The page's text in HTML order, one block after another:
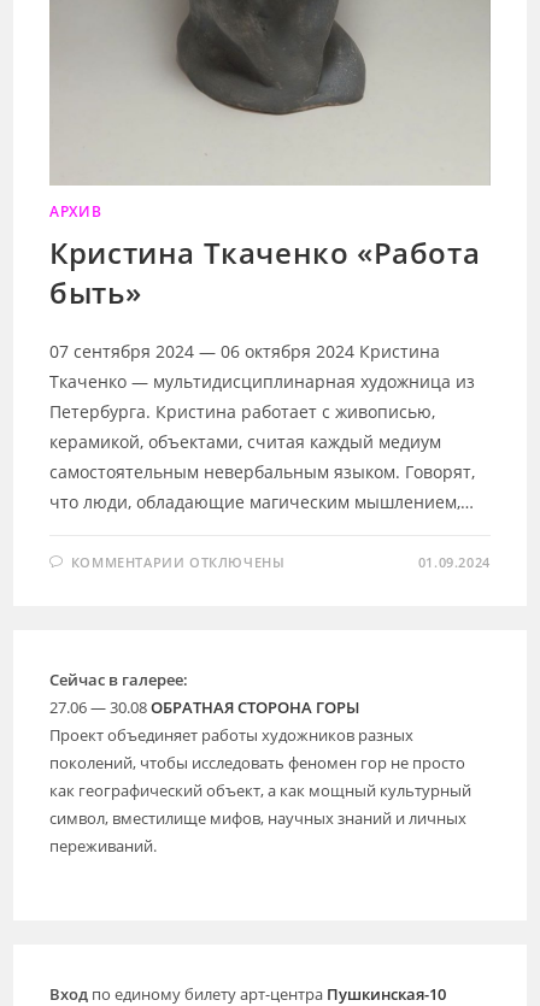
АРХИВ
Кристина Ткаченко «Работа
быть»
07 сентября 2024 — 06 октября 2024 Кристина
Ткаченко — мультидисциплинарная художница из
Петербурга. Кристина работает с живописью,
керамикой, объектами, считая каждый медиум
самостоятельным невербальным языком. Говорят,
что люди, обладающие магическим мышлением,…
КОММЕНТАРИИ К
ОТКЛЮЧЕНЫ 01.09.2024
Сейчас в галерее:
27.06 — 30.08ОБРАТНАЯ СТОРОНА ГОРЫ
Проект объединяет работы художников разных
поколений, чтобы исследовать феномен гор не просто
как географический объект, а как мощный культурный
символ, вместилище мифов, научных знаний и личных
переживаний.
Вход по единому билету арт-центра Пушкинская-10